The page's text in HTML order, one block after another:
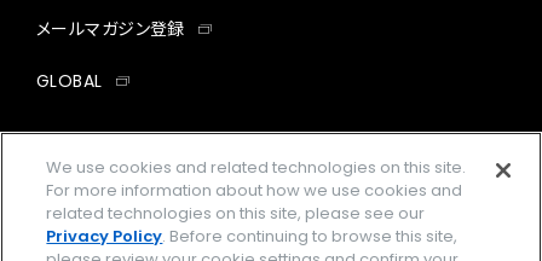
メールマガジン登録
GLOBAL
企業情報 ご利用規約
We use cookies and related technologies on this site.
For more information about how we use cookies and
related technologies on this site, please see our
Privacy Policy. Before continuing to browse this site,